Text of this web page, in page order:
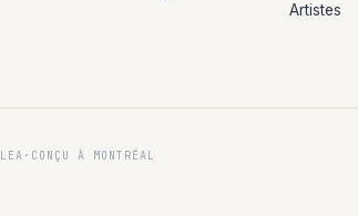
Artistes
· CONÇU À MONTRÉAL